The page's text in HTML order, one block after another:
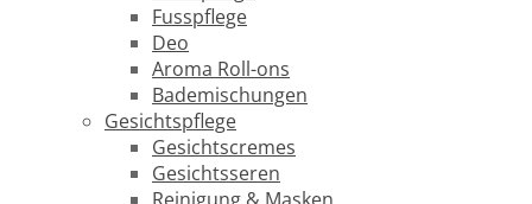
Fusspflege
Deo
Aroma Roll-ons
Bademischungen
Gesichtspflege
Gesichtscremes
Gesichtsseren